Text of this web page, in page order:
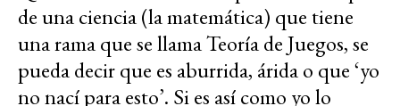
de una ciencia (la matemática) que tiene
una rama que se llama Teoría de Juegos, se
pueda decir que es aburrida, árida o que ‘yo
no nací para esto’. Si es así como yo lo